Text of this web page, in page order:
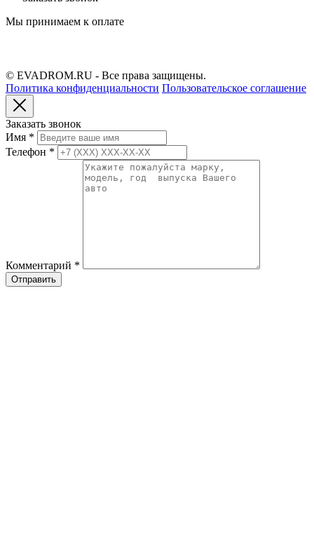
Мы принимаем к оплате
© EVADROM.RU - Все права защищены.
Политика конфиденциальности Пользовательское соглашение
Заказать звонок
Имя *
Телефон *
Комментарий *
Отправить